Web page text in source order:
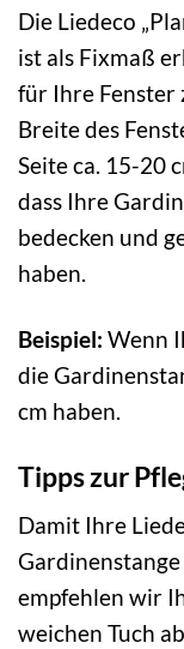
Die Liedeco
ist als Fixmaß
für Ihre Fenster
Breite des
Seite ca. 15-20
dass Ihre
bedecken und
haben.
Beispiel: Wenn
die
cm haben.
Tipps zur
Damit Ihre
empfehlen wir
weichen Tuch